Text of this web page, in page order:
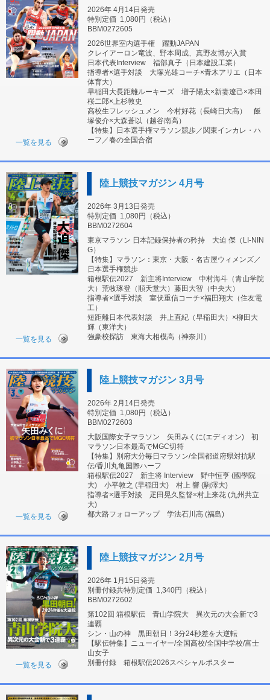
2026年 4月14日発売
特別定価 1,080円（税込）
BBM0272605
2026世界室内選手権 躍動JAPAN
クレイアーロン竜波、野本周成、真野友博が入賞
日本代表Interview 福部真子（日本建設工業）
指導者×選手対談 大塚光雄コーチ×青木アリエ（日本
体育大）
早稲田大長距離ルーキーズ 増子陽太×新妻遼己×本田
桜二郎×上杉敦史
高校生フレッシュメン 今村好花（長崎日大高） 飯
塚俊介×大森蒼以（越谷南高）
【特集】日本選手権マラソン競歩／関東インカレ・ハ
ーフ／春の全国合宿
一覧を見る
陸上競技マガジン 4月号
2026年 3月13日発売
特別定価 1,080円（税込）
BBM0272604
東京マラソン 日本記録保持者の矜持 大迫 傑（LI-NIN
G）
【特集】マラソン：東京・大阪・名古屋ウィメンズ／
日本選手権競歩
箱根駅伝2027 新主将Interview 中村海斗（青山学院
大）荒牧琢登（順天堂大）藤田大智（中央大）
指導者×選手対談 室伏重信コーチ×福田翔大（住友電
工）
短距離日本代表対談 井上直紀（早稲田大）×柳田大
輝（東洋大）
強豪校探訪 東海大相模高（神奈川）
一覧を見る
陸上競技マガジン 3月号
2026年 2月14日発売
特別定価 1,080円（税込）
BBM0272603
大阪国際女子マラソン 矢田みくに(エディオン) 初
マラソン日本最高でMGC切符
【特集】別府大分毎日マラソン/全国都道府県対抗駅
伝/香川丸亀国際ハーフ
箱根駅伝2027 新主将 Interview 野中恒亨 (國學院
大) 小平敦之 (早稲田大) 村上 響 (駒澤大)
指導者×選手対談 疋田晃久監督×村上来花 (九州共立
大)
都大路フォローアップ 学法石川高 (福島)
一覧を見る
陸上競技マガジン 2月号
2026年 1月15日発売
別冊付録共特別定価 1,340円（税込）
BBM0272602
第102回 箱根駅伝 青山学院大 異次元の大会新で3
連覇
シン・山の神 黒田朝日！3分24秒差を大逆転
【駅伝特集】ニューイヤー/全国高校/全国中学校/富士
山女子
別冊付録 箱根駅伝2026スペシャルポスター
一覧を見る